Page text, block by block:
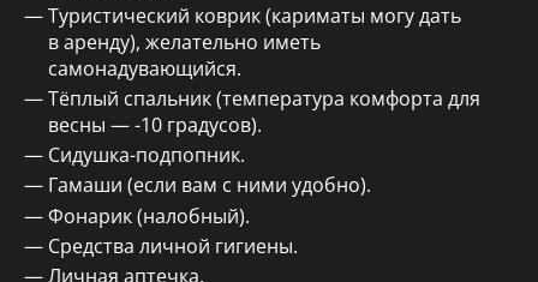
Туристический коврик (кариматы могу дать
в аренду), желательно иметь
самонадувающийся.
Тёплый спальник (температура комфорта для
весны — -10 градусов).
Сидушка-подпопник.
Гамаши (если вам с ними удобно).
Фонарик (налобный).
Средства личной гигиены.
Личная аптечка.